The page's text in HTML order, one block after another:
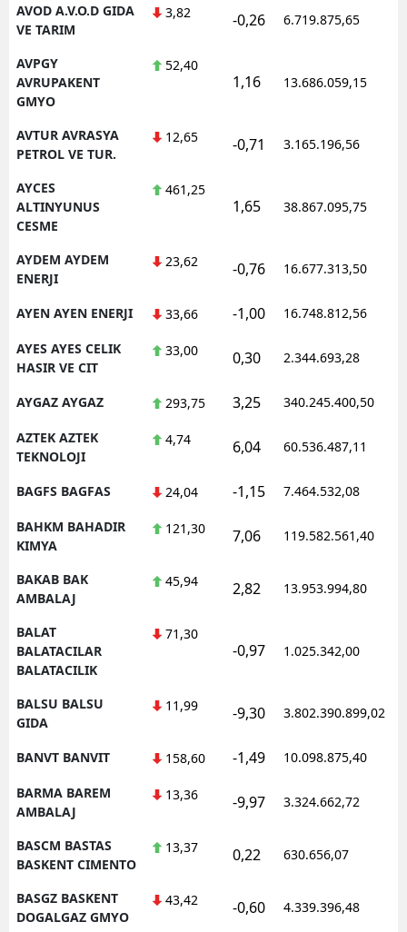
AVOD A.V.O.D GIDA
VE TARIM
3,82 -0,26 6.719.875,65
AVPGY
AVRUPAKENT
GMYO
52,40
1,16 13.686.059,15
AVTUR AVRASYA
PETROL VE TUR.
12,65 -0,71 3.165.196,56
AYCES
ALTINYUNUS
CESME
461,25
1,65 38.867.095,75
AYDEM AYDEM
ENERJI
23,62 -0,76 16.677.313,50
AYEN AYEN ENERJI 33,66 -1,00 16.748.812,56
AYES AYES CELIK
HASIR VE CIT
33,00 0,30 2.344.693,28
AYGAZ AYGAZ 293,75 3,25 340.245.400,50
AZTEK AZTEK
TEKNOLOJI
4,74 6,04 60.536.487,11
BAGFS BAGFAS 24,04 -1,15 7.464.532,08
BAHKM BAHADIR
KIMYA
121,30 7,06 119.582.561,40
BAKAB BAK
AMBALAJ
45,94 2,82 13.953.994,80
BALAT
BALATACILAR
BALATACILIK
71,30
-0,97 1.025.342,00
BALSU BALSU
GIDA
11,99 -9,30 3.802.390.899,02
BANVT BANVIT 158,60 -1,49 10.098.875,40
BARMA BAREM
AMBALAJ
13,36 -9,97 3.324.662,72
BASCM BASTAS
BASKENT CIMENTO
13,37 0,22 630.656,07
BASGZ BASKENT
DOGALGAZ GMYO
43,42 -0,60 4.339.396,48